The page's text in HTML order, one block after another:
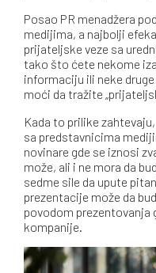
Posao PR menadžera
medijima, a najbolji
prijateljske veze sa
tako što ćete nekome
informaciju ili neke
moći da tražite
Kada to prilike
sa predstavnicima
novinare gde se iznosi
može, ali i ne mora da
sedme sile da upute
prezentacije može da
povodom prezentovanja
kompanije.